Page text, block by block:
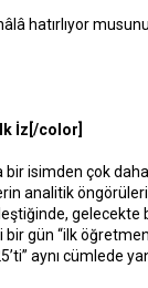
hatırlıyor
İz[/color]
bir isimden çok
analitik
gün “ilk
aynı cümlede